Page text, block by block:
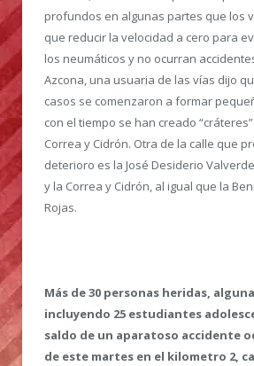
profundos en algunas partes que los
que reducir la velocidad a cero para
los neumáticos y no ocurran
Azcona, una usuaria de las vías dijo
casos se comenzaron a formar
con el tiempo se han creado
Correa y Cidrón. Otra de la calle que
deterioro es la José Desiderio
y la Correa y Cidrón, al igual que la
Rojas.
Más de 30 personas heridas,
incluyendo 25 estudiantes
saldo de un aparatoso accidente
de este martes en el kilometro 2,